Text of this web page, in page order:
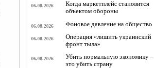
06.08.2026
Когда маркетплейс становится
объектом обороны
06.08.2026 Фоновое давление на общество
06.08.2026
Операция «лишить украинский
фронт тыла»
06.08.2026
Убить нормальную экономику –
это убить страну